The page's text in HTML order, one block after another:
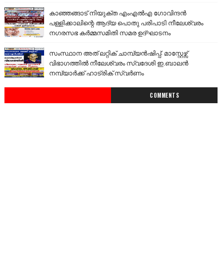
കാഞ്ഞങ്ങാട് നിയുക്ത എംഎൽഎ ഗോവിന്ദൻ
പള്ളിക്കാലിന്റെ ആദ്യ പൊതു പരിപാടി നീലേശ്വരം
നഗരസഭ കർമ്മസമിതി സമര ഉദ്ഘാടനം
സംസ്ഥാന അത് ലറ്റിക് ചാമ്പ്യൻഷിപ്പ്: മാസ്റ്റേഴ്സ്
വിഭാഗത്തിൽ നീലേശ്വരം സ്വദേശി ഇ.ബാലൻ
നമ്പ്യാർക്ക് ഹാട്രിക് സ്വർണം
COMMENTS